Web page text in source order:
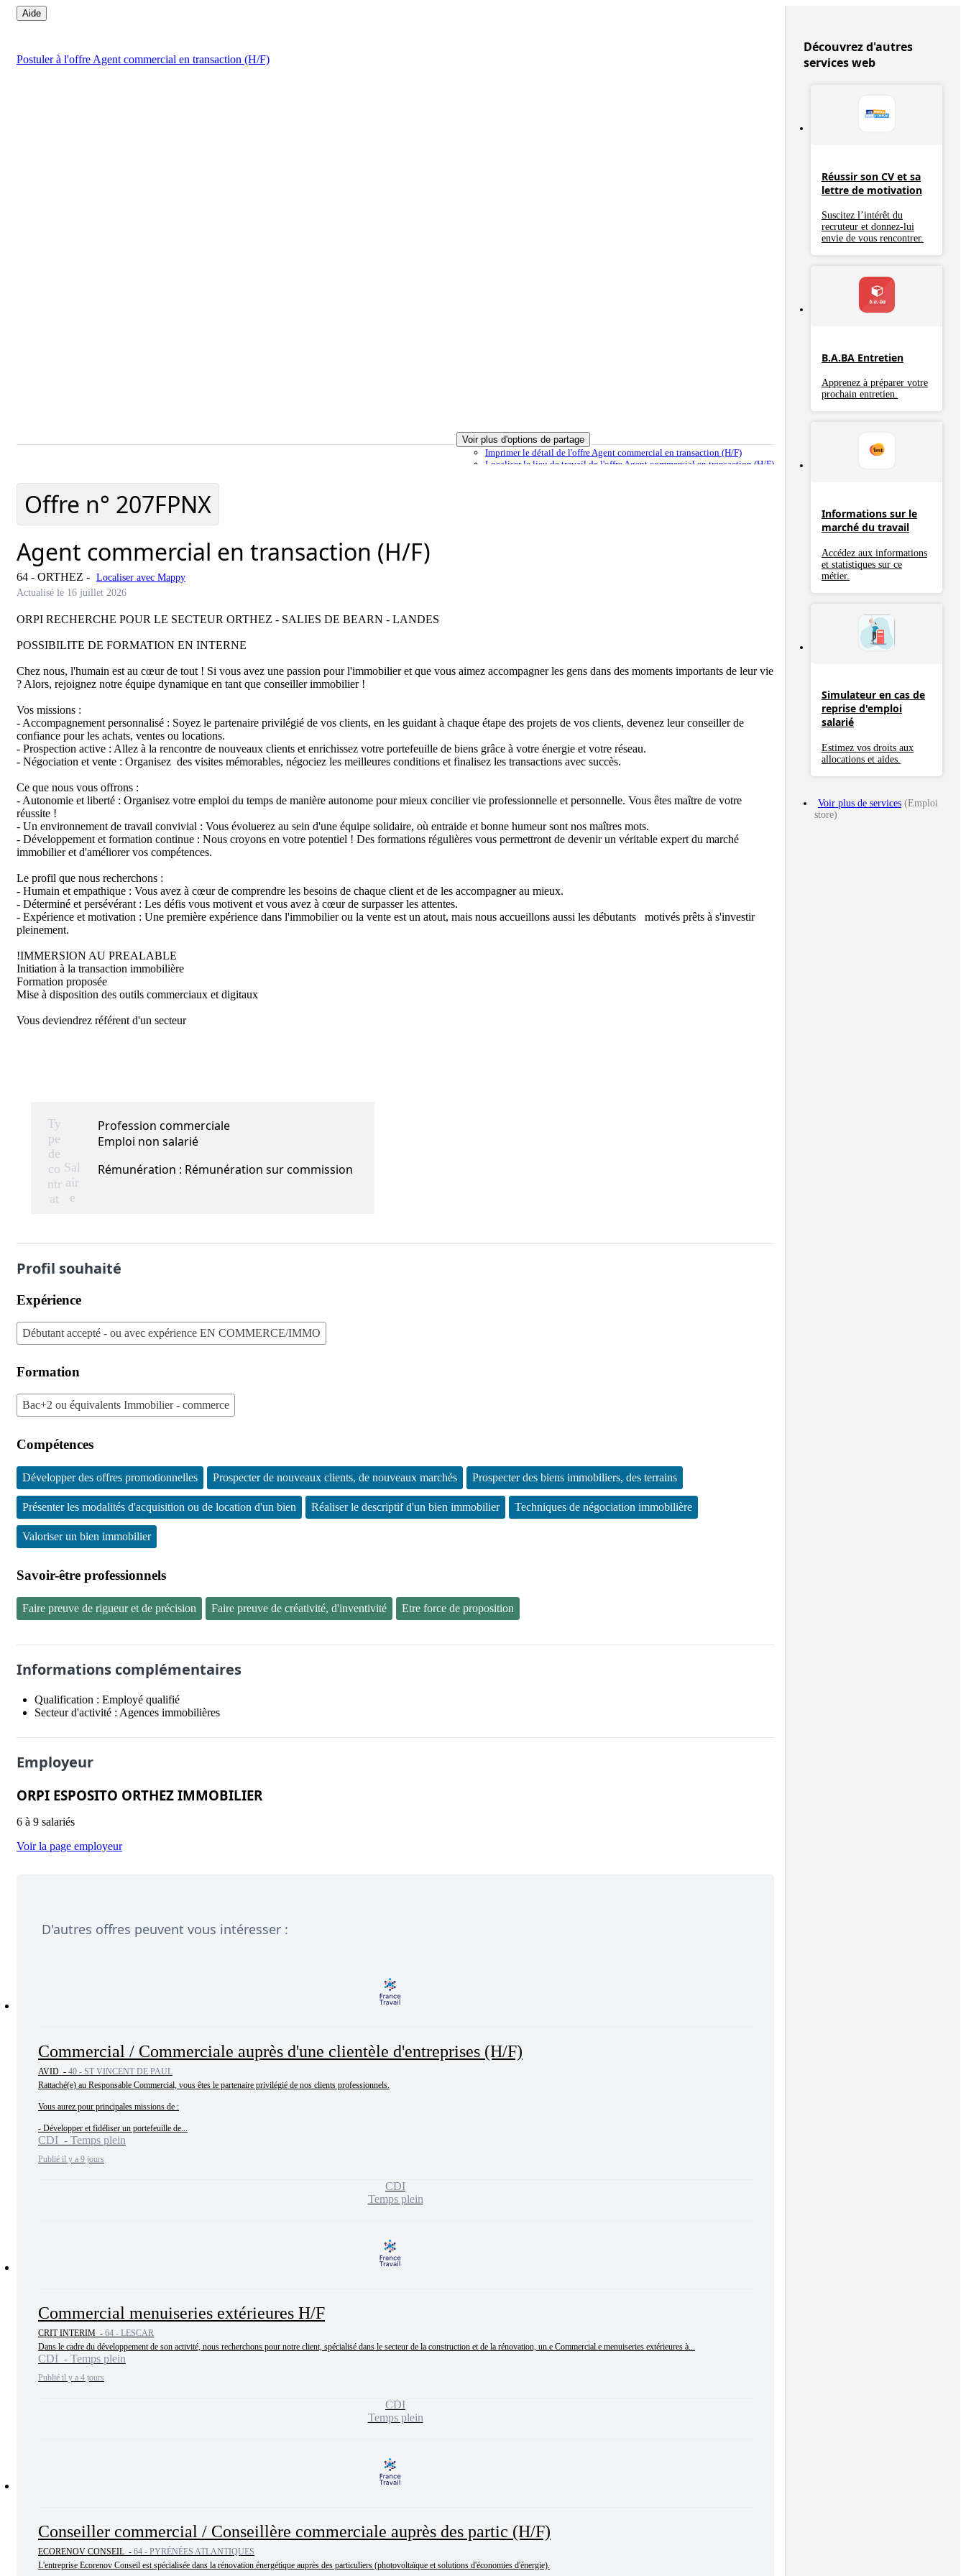
Aide
Postulerà l'offre Agent commercial en transaction (H/F)
Voir plus d'options de partage
Imprimerle détail de l'offre Agent commercial en transaction (H/F)
Localiserle lieu de travail de l'offre Agent commercial en transaction (H/F)
Offre n° 207FPNX
Agent commercial en transaction (H/F)
64 - ORTHEZ - Localiser avec Mappy
Actualisé le 16 juillet 2026
ORPI RECHERCHE POUR LE SECTEUR ORTHEZ - SALIES DE BEARN - LANDES
POSSIBILITE DE FORMATION EN INTERNE
Chez nous, l'humain est au cœur de tout ! Si vous avez une passion pour l'immobilier et que vous aimez accompagner les gens dans des moments importants de leur vie
? Alors, rejoignez notre équipe dynamique en tant que conseiller immobilier !
Vos missions :
- Accompagnement personnalisé : Soyez le partenaire privilégié de vos clients, en les guidant à chaque étape des projets de vos clients, devenez leur conseiller de
confiance pour les achats, ventes ou locations.
- Prospection active : Allez à la rencontre de nouveaux clients et enrichissez votre portefeuille de biens grâce à votre énergie et votre réseau.
- Négociation et vente : Organisez  des visites mémorables, négociez les meilleures conditions et finalisez les transactions avec succès.
Ce que nous vous offrons :
- Autonomie et liberté : Organisez votre emploi du temps de manière autonome pour mieux concilier vie professionnelle et personnelle. Vous êtes maître de votre
réussite !
- Un environnement de travail convivial : Vous évoluerez au sein d'une équipe solidaire, où entraide et bonne humeur sont nos maîtres mots.
- Développement et formation continue : Nous croyons en votre potentiel ! Des formations régulières vous permettront de devenir un véritable expert du marché
immobilier et d'améliorer vos compétences.
Le profil que nous recherchons :
- Humain et empathique : Vous avez à cœur de comprendre les besoins de chaque client et de les accompagner au mieux.
- Déterminé et persévérant : Les défis vous motivent et vous avez à cœur de surpasser les attentes.
- Expérience et motivation : Une première expérience dans l'immobilier ou la vente est un atout, mais nous accueillons aussi les débutants   motivés prêts à s'investir
pleinement.
!IMMERSION AU PREALABLE
Initiation à la transaction immobilière
Formation proposée
Mise à disposition des outils commerciaux et digitaux
Vous deviendrez référent d'un secteur
Ty
pe
de
co
ntr
at
Profession commerciale
Emploi non salarié
Sal
air
e
Rémunération : Rémunération sur commission
Profil souhaité
Expérience
Débutant accepté - ou avec expérience EN COMMERCE/IMMO
Formation
Bac+2 ou équivalents Immobilier - commerce
Compétences
Développer des offres promotionnelles Prospecter de nouveaux clients, de nouveaux marchés Prospecter des biens immobiliers, des terrains
Présenter les modalités d'acquisition ou de location d'un bien Réaliser le descriptif d'un bien immobilier Techniques de négociation immobilière
Valoriser un bien immobilier
Savoir-être professionnels
Faire preuve de rigueur et de précision Faire preuve de créativité, d'inventivité Etre force de proposition
Informations complémentaires
Qualification : Employé qualifié
Secteur d'activité : Agences immobilières
Employeur
ORPI ESPOSITO ORTHEZ IMMOBILIER
6 à 9 salariés
Voir la page employeur
D'autres offres peuvent vous intéresser :
Commercial / Commerciale auprès d'une clientèle d'entreprises (H/F)
AVID - 40 - ST VINCENT DE PAUL
Rattaché(e) au Responsable Commercial, vous êtes le partenaire privilégié de nos clients professionnels.
Vous aurez pour principales missions de :
- Développer et fidéliser un portefeuille de...
CDI - Temps plein
Publié il y a 9 jours
CDI
Temps plein
Commercial menuiseries extérieures H/F
CRIT INTERIM - 64 - LESCAR
Dans le cadre du développement de son activité, nous recherchons pour notre client, spécialisé dans le secteur de la construction et de la rénovation, un.e Commercial.e menuiseries extérieures à...
CDI - Temps plein
Publié il y a 4 jours
CDI
Temps plein
Conseiller commercial / Conseillère commerciale auprès des partic (H/F)
ECORENOV CONSEIL - 64 - PYRÉNÉES ATLANTIQUES
L'entreprise Ecorenov Conseil est spécialisée dans la rénovation énergétique auprès des particuliers (photovoltaïque et solutions d'économies d'énergie).
Découvrez d'autres
services web
Réussir son CV et sa
lettre de motivation
Suscitez l’intérêt du
recruteur et donnez-lui
envie de vous rencontrer.
B.A.BA Entretien
Apprenez à préparer votre
prochain entretien.
Informations sur le
marché du travail
Accédez aux informations
et statistiques sur ce
métier.
Simulateur en cas de
reprise d'emploi
salarié
Estimez vos droits aux
allocations et aides.
Voir plus de services (Emploi
store)